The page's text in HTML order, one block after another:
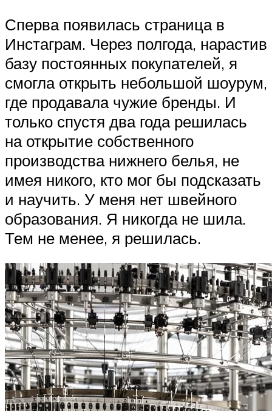
Сперва появилась страница в
Инстаграм. Через полгода, нарастив
базу постоянных покупателей, я
смогла открыть небольшой шоурум,
где продавала чужие бренды. И
только спустя два года решилась
на открытие собственного
производства нижнего белья, не
имея никого, кто мог бы подсказать
и научить. У меня нет швейного
образования. Я никогда не шила.
Тем не менее, я решилась.